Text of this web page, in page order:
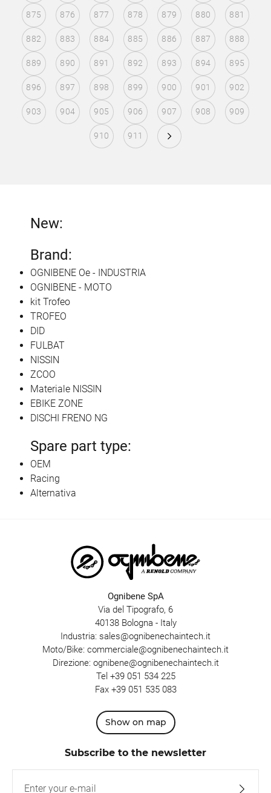
875 876 877 878 879 880 881
882 883 884 885 886 887 888
889 890 891 892 893 894 895
896 897 898 899 900 901 902
903 904 905 906 907 908 909
910 911
New:
Brand:
OGNIBENE Oe - INDUSTRIA
OGNIBENE - MOTO
kit Trofeo
TROFEO
DID
FULBAT
NISSIN
ZCOO
Materiale NISSIN
EBIKE ZONE
DISCHI FRENO NG
Spare part type:
OEM
Racing
Alternativa
Ognibene SpA
Via del Tipografo, 6
40138 Bologna - Italy
Industria: sales@ognibenechaintech.it
Moto/Bike: commerciale@ognibenechaintech.it
Direzione: ognibene@ognibenechaintech.it
Tel +39 051 534 225
Fax +39 051 535 083
Show on map
Subscribe to the newsletter